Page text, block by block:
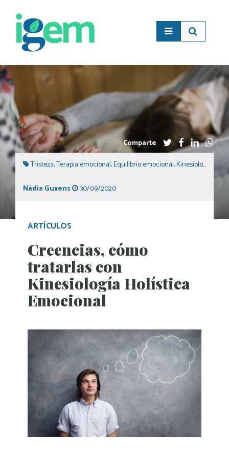
Comparte
Tristeza,Terapia emocional,Equilibrio emocional,Kinesiología ,
Nàdia Guxens 30/09/2020
ARTÍCULOS
Creencias, cómo
tratarlas con
Kinesiología Holística
Emocional